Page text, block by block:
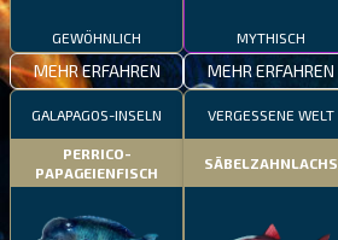
GEWÖHNLICH
MEHR ERFAHREN
MYTHISCH
MEHR ERFAHREN
GALAPAGOS-INSELN
PERRICO-
PAPAGEIENFISCH
VERGESSENE WELT
SÄBELZAHNLACHS